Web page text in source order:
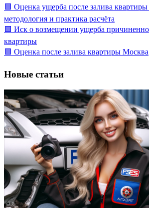
🟩 Оценка ущерба после залива квартиры
методология и практика расчёта
🟩 Иск о возмещении ущерба
квартиры
🟩 Оценка после залива квартиры Москва
Новые статьи